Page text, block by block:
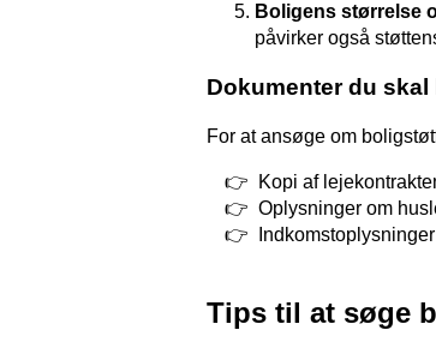
Boligens størrelse
påvirker også
Dokumenter du
For at ansøge om
Kopi af
Oplysninger om
Tips til at søge